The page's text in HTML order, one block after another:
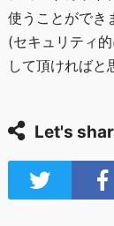
使うことができ
(セキュリティ
して頂ければと
Let's